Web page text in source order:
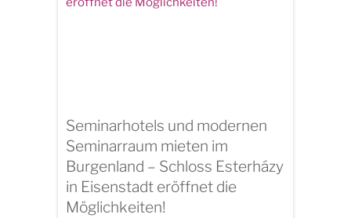
Seminarhotels und modernen
Seminarraum mieten im
Burgenland – Schloss Esterházy
in Eisenstadt eröffnet die
Möglichkeiten!